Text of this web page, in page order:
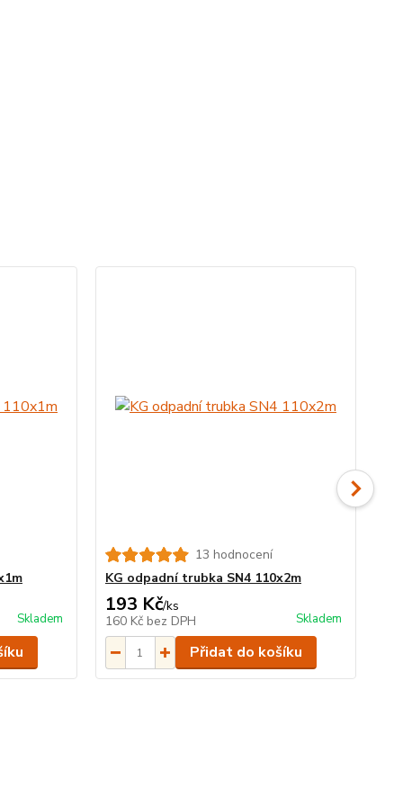
Skladem
13 hodnocení
KG odpadní trubka SN4 110x2m
193 Kč/ks
160 Kč bez DPH Skladem
Přidat do košíku